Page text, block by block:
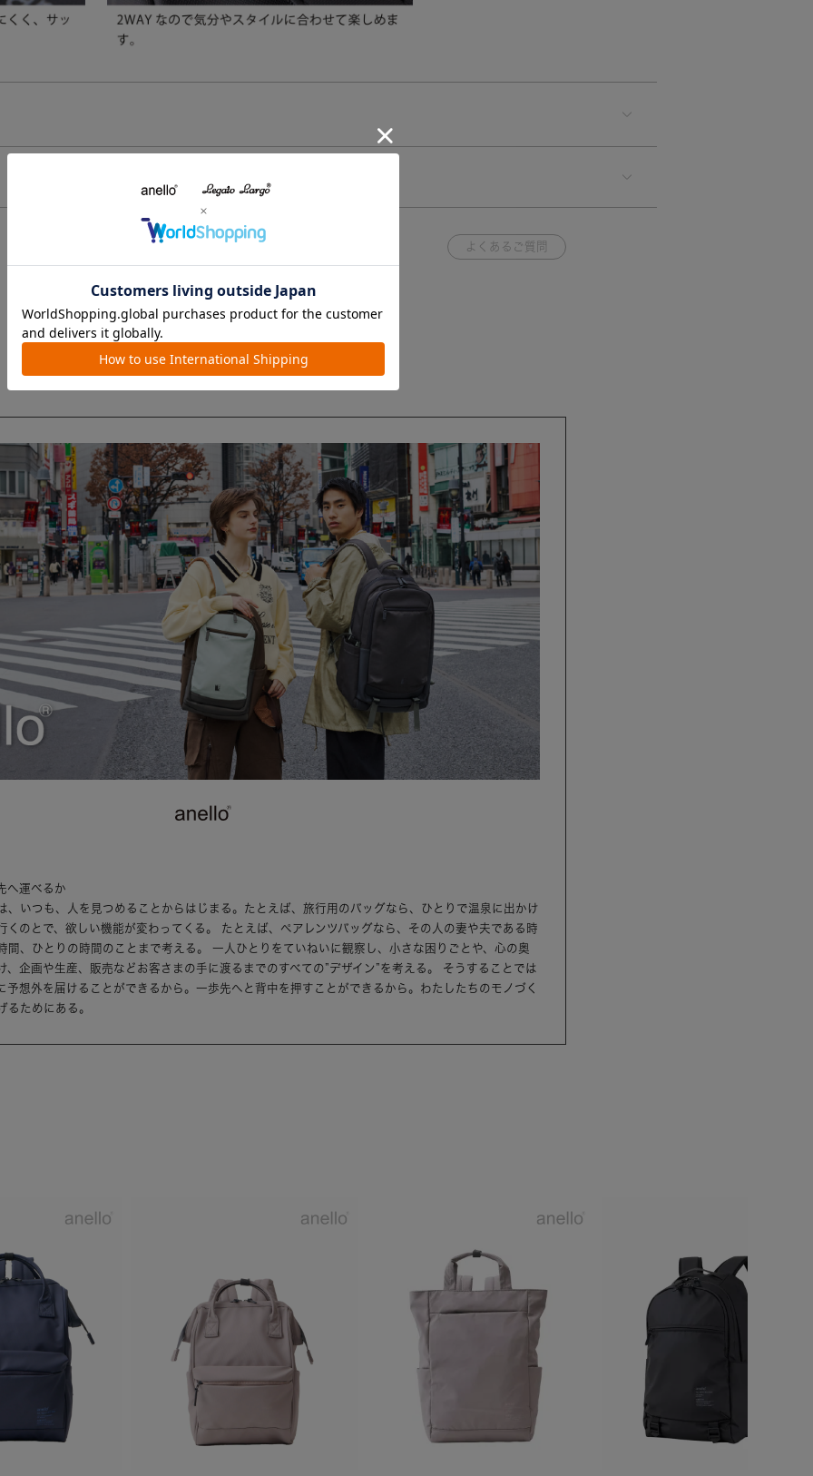
よくあるご質問
へ運べるか
、いつも、人を見つめることからはじまる。たとえば、旅行用のバッグなら、ひとりで温泉に出かけ
くのとで、欲しい機能が変わってくる。 たとえば、ペアレンツバッグなら、その人の妻や夫である時
間、ひとりの時間のことまで考える。 一人ひとりをていねいに観察し、小さな困りごとや、心の奥
、企画や生産、販売などお客さまの手に渡るまでのすべての”デザイン”を考える。 そうすることでは
予想外を届けることができるから。一歩先へと背中を押すことができるから。わたしたちのモノづく
るためにある。